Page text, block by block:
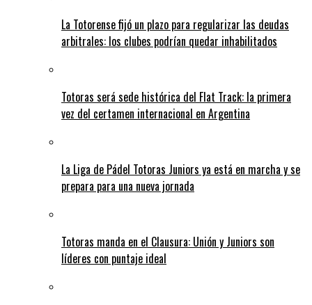
La Totorense fijó un plazo para regularizar las deudas
arbitrales: los clubes podrían quedar inhabilitados
Totoras será sede histórica del Flat Track: la primera
vez del certamen internacional en Argentina
La Liga de Pádel Totoras Juniors ya está en marcha y se
prepara para una nueva jornada
Totoras manda en el Clausura: Unión y Juniors son
líderes con puntaje ideal